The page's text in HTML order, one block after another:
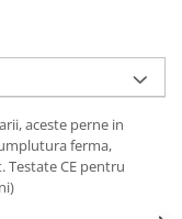
aceste perne in
ferma,
Testate CE pentru